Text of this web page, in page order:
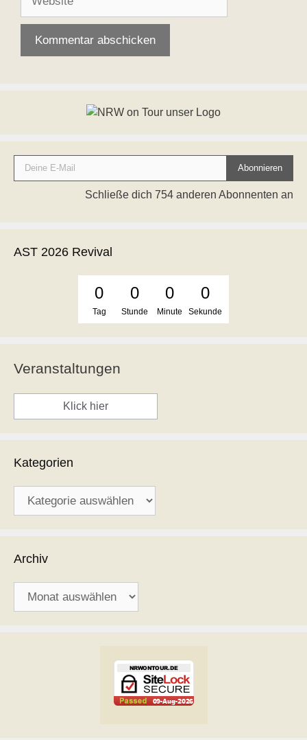
Deine E-Mail
Abonnieren
Schließe dich 754 anderen Abonnenten an
AST 2026 Revival
0
Tag
0
Stunde
0
Minute
0
Sekunde
Veranstaltungen
Klick hier
Kategorien
Kategorien
Archiv
Archiv